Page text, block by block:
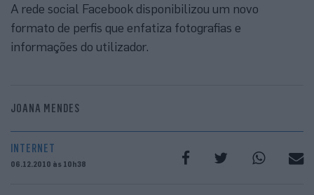
A rede social Facebook disponibilizou um novo
formato de perfis que enfatiza fotografias e
informações do utilizador.
JOANA MENDES
INTERNET
06.12.2010 às 10h38